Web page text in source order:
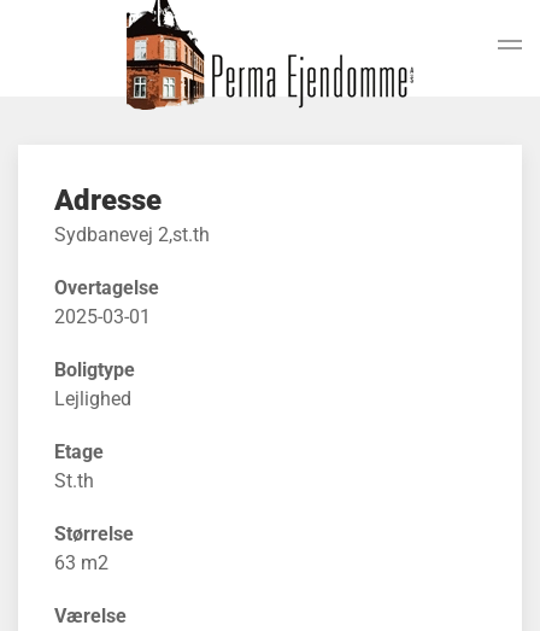
Gå til hovedindhold
Adresse
Sydbanevej 2,st.th
Overtagelse
2025-03-01
Boligtype
Lejlighed
Etage
St.th
Størrelse
63 m2
Værelse